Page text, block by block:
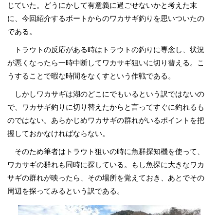
じていた。どうにかして有意義に過ごせないかと考えた末
に、今回紹介するボートからのワカサギ釣りを思いついたの
である。
トラウトの反応がある時はトラウトの釣りに専念し、状況
が悪くなったら一時中断してワカサギ狙いに切り替える。こ
うすることで暇な時間をなくすという作戦である。
しかしワカサギは湖のどこにでもいるという訳ではないの
で、ワカサギ釣りに切り替えたからと言ってすぐに釣れるも
のではない。あらかじめワカサギの群れがいるポイントを把
握しておかなければならない。
そのため筆者はトラウト狙いの時に魚群探知機を使って、
ワカサギの群れも同時に探している。もし魚探に大きなワカ
サギの群れが映ったら、その場所を覚えておき、あとでその
周辺を探ってみるという訳である。